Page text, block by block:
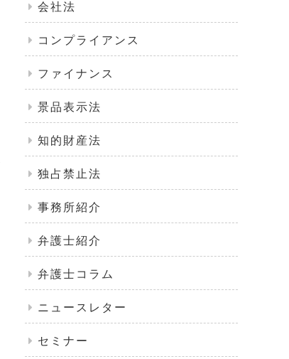
会社法
コンプライアンス
ファイナンス
景品表示法
知的財産法
独占禁止法
事務所紹介
弁護士紹介
弁護士コラム
ニュースレター
セミナー